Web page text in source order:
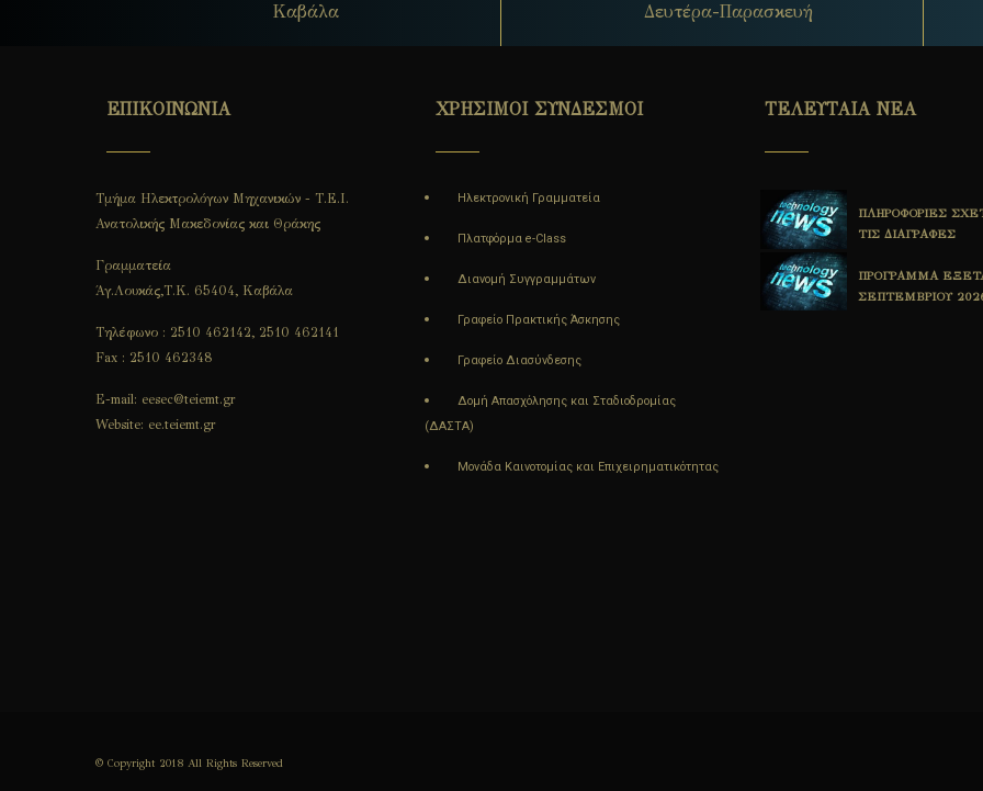
Καβάλα
Δευτέρα-Παρασκευή
ΕΠΙΚΟΙΝΩΝΙΑ
Τμήμα Ηλεκτρολόγων Μηχανικών - Τ.Ε.Ι.
Ανατολικής Μακεδονίας και Θράκης
Γραμματεία
Άγ.Λουκάς,Τ.Κ. 65404, Καβάλα
Τηλέφωνο : 2510 462142, 2510 462141
Fax : 2510 462348
E-mail: eesec@teiemt.gr
Website: ee.teiemt.gr
ΧΡΗΣΙΜΟΙ ΣΥΝΔΕΣΜΟΙ
Ηλεκτρονική Γραμματεία
Πλατφόρμα e-Class
Διανομή Συγγραμμάτων
Γραφείο Πρακτικής Άσκησης
Γραφείο Διασύνδεσης
Δομή Απασχόλησης και Σταδιοδρομίας
(ΔΑΣΤΑ)
Μονάδα Καινοτομίας και Επιχειρηματικότητας
ΤΕΛΕΥΤΑΙΑ ΝΕΑ
ΙΟΥΝΙΟΥ 2026
1η ΑΝΑΚΟΙΝΩΣΗ
ΦΥΣΙΚΗΣ ΠΠΣ
ΜΗΧΑΝΙΚΩΝ Τ.Ε.
ΠΛΗΡΟΦΟΡΙΕΣ
ΤΙΣ ΔΙΑΓΡΑΦΕΣ
ΠΡΟΓΡΑΜΜΑ
ΣΕΠΤΕΜΒΡΙΟΥ
© Copyright 2018 All Rights Reserved